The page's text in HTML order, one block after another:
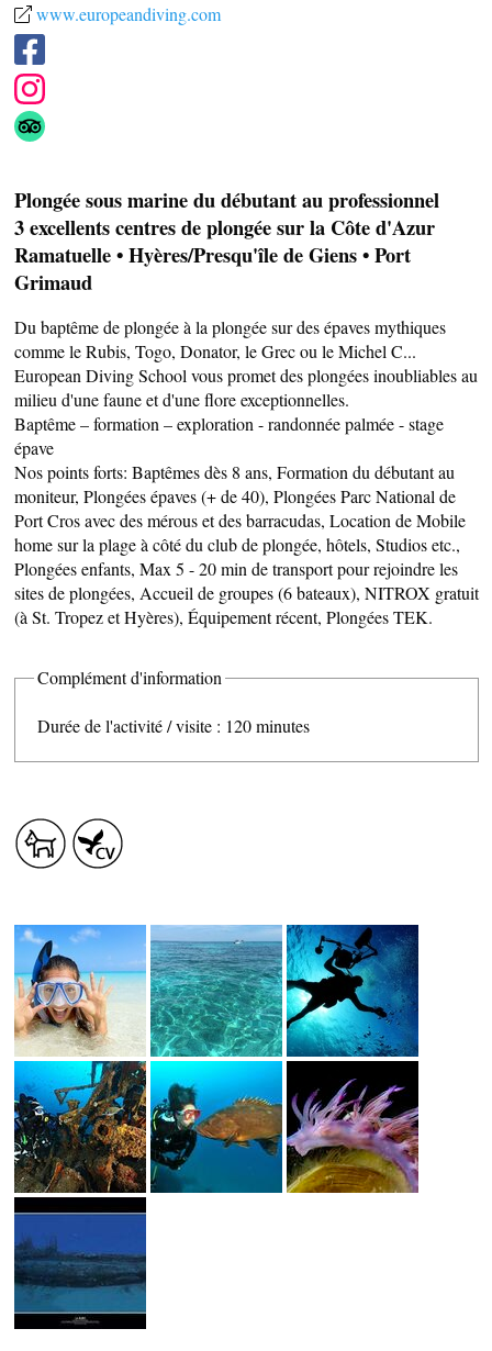
CÔTÉ NATURE
HÉBERGEMENTS
SAVEURS LOCALES
SANTÉ
SERVICES PUBLICS
www.europeandiving.com
Plongée sous marine du débutant au professionnel
3 excellents centres de plongée sur la Côte d'Azur
Ramatuelle • Hyères/Presqu'île de Giens • Port
Grimaud
Du baptême de plongée à la plongée sur des épaves mythiques
comme le Rubis, Togo, Donator, le Grec ou le Michel C...
European Diving School vous promet des plongées inoubliables au
milieu d'une faune et d'une flore exceptionnelles.
Baptême – formation – exploration - randonnée palmée - stage
épave
Nos points forts: Baptêmes dès 8 ans, Formation du débutant au
moniteur, Plongées épaves (+ de 40), Plongées Parc National de
Port Cros avec des mérous et des barracudas, Location de Mobile
home sur la plage à côté du club de plongée, hôtels, Studios etc.,
Plongées enfants, Max 5 - 20 min de transport pour rejoindre les
sites de plongées, Accueil de groupes (6 bateaux), NITROX gratuit
(à St. Tropez et Hyères), Équipement récent, Plongées TEK.
Complément d'information
Durée de l'activité / visite : 120 minutes